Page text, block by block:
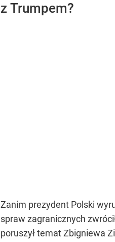
z Trumpem?
Zanim prezydent Polski
spraw zagranicznych
poruszył temat Zbigniewa